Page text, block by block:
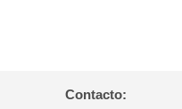
Contacto: